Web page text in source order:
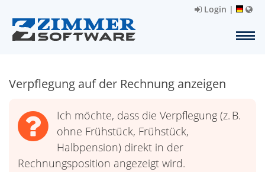
Login |
Verpflegung auf der Rechnung anzeigen
Ich möchte, dass die Verpflegung (z. B.
ohne Frühstück, Frühstück,
Halbpension) direkt in der
Rechnungsposition angezeigt wird.